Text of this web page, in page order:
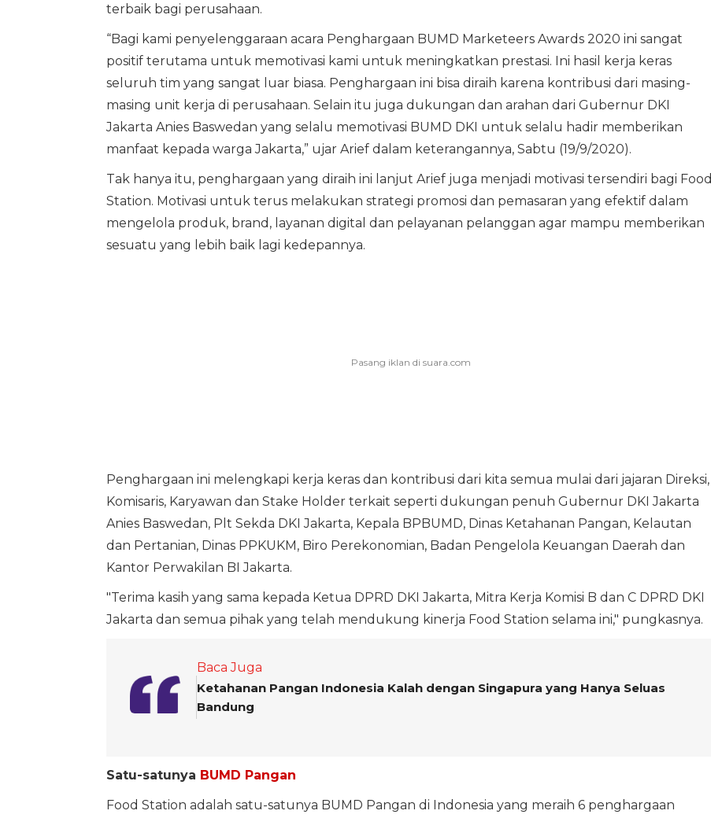
terbaik bagi perusahaan.
“Bagi kami penyelenggaraan acara Penghargaan BUMD Marketeers Awards 2020 ini sangat
positif terutama untuk memotivasi kami untuk meningkatkan prestasi. Ini hasil kerja keras
seluruh tim yang sangat luar biasa. Penghargaan ini bisa diraih karena kontribusi dari masing-
masing unit kerja di perusahaan. Selain itu juga dukungan dan arahan dari Gubernur DKI
Jakarta Anies Baswedan yang selalu memotivasi BUMD DKI untuk selalu hadir memberikan
manfaat kepada warga Jakarta,” ujar Arief dalam keterangannya, Sabtu (19/9/2020).
Tak hanya itu, penghargaan yang diraih ini lanjut Arief juga menjadi motivasi tersendiri bagi Food
Station. Motivasi untuk terus melakukan strategi promosi dan pemasaran yang efektif dalam
mengelola produk, brand, layanan digital dan pelayanan pelanggan agar mampu memberikan
sesuatu yang lebih baik lagi kedepannya.
Penghargaan ini melengkapi kerja keras dan kontribusi dari kita semua mulai dari jajaran Direksi,
Komisaris, Karyawan dan Stake Holder terkait seperti dukungan penuh Gubernur DKI Jakarta
Anies Baswedan, Plt Sekda DKI Jakarta, Kepala BPBUMD, Dinas Ketahanan Pangan, Kelautan
dan Pertanian, Dinas PPKUKM, Biro Perekonomian, Badan Pengelola Keuangan Daerah dan
Kantor Perwakilan BI Jakarta.
"Terima kasih yang sama kepada Ketua DPRD DKI Jakarta, Mitra Kerja Komisi B dan C DPRD DKI
Jakarta dan semua pihak yang telah mendukung kinerja Food Station selama ini," pungkasnya.
Baca Juga
Ketahanan Pangan Indonesia Kalah dengan Singapura yang Hanya Seluas
Bandung
Satu-satunya BUMD Pangan
Food Station adalah satu-satunya BUMD Pangan di Indonesia yang meraih 6 penghargaan